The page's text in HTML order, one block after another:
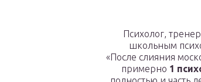
Психолог,
школьным
«После слияния
примерно 1